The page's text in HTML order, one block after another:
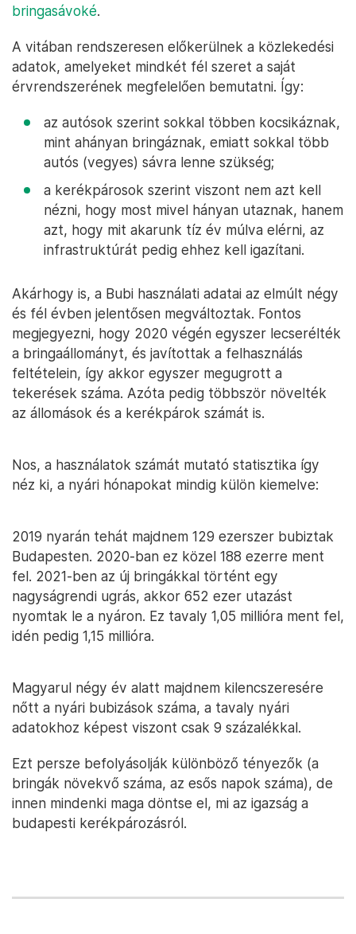
bringasávoké.
A vitában rendszeresen előkerülnek a közlekedési
adatok, amelyeket mindkét fél szeret a saját
érvrendszerének megfelelően bemutatni. Így:
az autósok szerint sokkal többen kocsikáznak,
mint ahányan bringáznak, emiatt sokkal több
autós (vegyes) sávra lenne szükség;
a kerékpárosok szerint viszont nem azt kell
nézni, hogy most mivel hányan utaznak, hanem
azt, hogy mit akarunk tíz év múlva elérni, az
infrastruktúrát pedig ehhez kell igazítani.
Akárhogy is, a Bubi használati adatai az elmúlt négy
és fél évben jelentősen megváltoztak. Fontos
megjegyezni, hogy 2020 végén egyszer lecserélték
a bringaállományt, és javítottak a felhasználás
feltételein, így akkor egyszer megugrott a
tekerések száma. Azóta pedig többször növelték
az állomások és a kerékpárok számát is.
Nos, a használatok számát mutató statisztika így
néz ki, a nyári hónapokat mindig külön kiemelve:
2019 nyarán tehát majdnem 129 ezerszer bubiztak
Budapesten. 2020-ban ez közel 188 ezerre ment
fel. 2021-ben az új bringákkal történt egy
nagyságrendi ugrás, akkor 652 ezer utazást
nyomtak le a nyáron. Ez tavaly 1,05 millióra ment fel,
idén pedig 1,15 millióra.
Magyarul négy év alatt majdnem kilencszeresére
nőtt a nyári bubizások száma, a tavaly nyári
adatokhoz képest viszont csak 9 százalékkal.
Ezt persze befolyásolják különböző tényezők (a
bringák növekvő száma, az esős napok száma), de
innen mindenki maga döntse el, mi az igazság a
budapesti kerékpározásról.